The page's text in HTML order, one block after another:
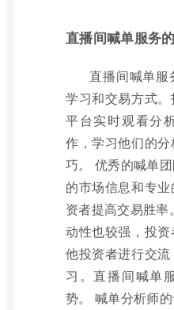
直播间喊单服务
直播间喊单
学习和交易方式
平台实时观看分
作，学习他们的
巧。 优秀的喊单
的市场信息和专
资者提高交易胜
动性也较强，投
他投资者进行交
习。直播间喊单
势。 喊单分析师